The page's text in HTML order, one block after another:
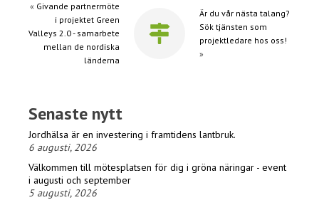
« Givande partnermöte
i projektet Green
Valleys 2.0 - samarbete
mellan de nordiska
länderna
Är du vår nästa talang?
Sök tjänsten som
projektledare hos oss!
»
Senaste nytt
Jordhälsa är en investering i framtidens lantbruk.
6 augusti, 2026
Välkommen till mötesplatsen för dig i gröna näringar - event
i augusti och september
5 augusti, 2026